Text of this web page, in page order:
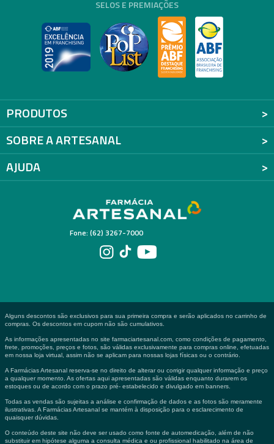
PRODUTOS
SOBRE A ARTESANAL
AJUDA
Fone: (62) 3267-7000
SELOS E PREMIAÇÕES
Alguns descontos são exclusivos para sua primeira compra e serão aplicados no carrinho de
compras. Os descontos em cupom não são cumulativos.
As informações apresentadas no site farmaciartesanal.com, como condições de pagamento,
frete, promoções, preços e fotos, são válidas exclusivamente para compras online, efetuadas
em nossa loja virtual, assim não se aplicam para nossas lojas físicas ou o contrário.
A Farmácias Artesanal reserva-se no direito de alterar ou corrigir qualquer informação e preço
a qualquer momento. As ofertas aqui apresentadas são válidas enquanto durarem os
estoques ou de acordo com o prazo pré- estabelecido e divulgado em banners.
Todas as vendas são sujeitas a análise e confirmação de dados e as fotos são meramente
ilustrativas. A Farmácias Artesanal se mantém à disposição para o esclarecimento de
quaisquer dúvidas.
O conteúdo deste site não deve ser usado como fonte de automedicação, além de não
substituir em hipótese alguma a consulta médica e ou profissional habilitado na área de